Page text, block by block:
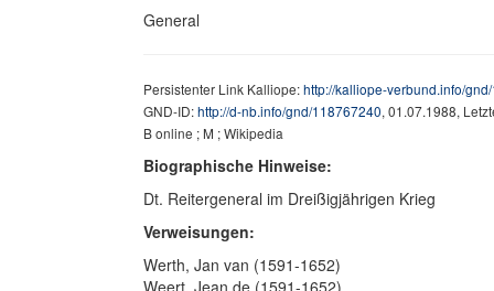
General
Persistenter Link Kalliope:http://kalliope-verbund.info/
GND-ID:http://d-nb.info/gnd/118767240, 01.07.1988,
B online ; M ; Wikipedia
Biographische Hinweise:
Dt. Reitergeneral im Dreißigjährigen Krieg
Verweisungen:
Werth, Jan van (1591-1652)
Weert, Jean de (1591-1652)